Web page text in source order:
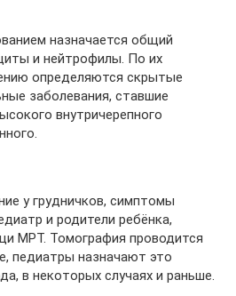
назначается общий
и нейтрофилы. По их
определяются скрытые
заболевания, ставшие
внутричерепного
у грудничков, симптомы
и родители ребёнка,
МРТ. Томография проводится
педиатры назначают это
в некоторых случаях и раньше.